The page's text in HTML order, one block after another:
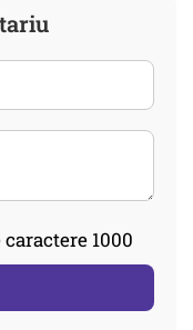
1000